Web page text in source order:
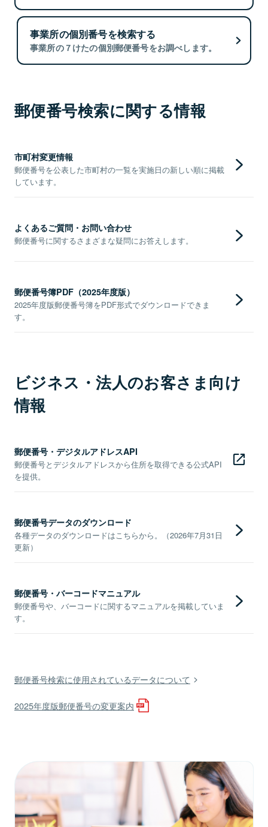
事業所の個別番号を検索する
事業所の７けたの個別郵便番号をお調べします。
郵便番号検索に関する情報
市町村変更情報
郵便番号を公表した市町村の一覧を実施日の新しい順に掲載
しています。
よくあるご質問・お問い合わせ
郵便番号に関するさまざまな疑問にお答えします。
郵便番号簿PDF（2025年度版）
2025年度版郵便番号簿をPDF形式でダウンロードできま
す。
ビジネス・法人のお客さま向け
情報
郵便番号・デジタルアドレスAPI
郵便番号とデジタルアドレスから住所を取得できる公式API
を提供。
郵便番号データのダウンロード
各種データのダウンロードはこちらから。（2026年7月31日
更新）
郵便番号・バーコードマニュアル
郵便番号や、バーコードに関するマニュアルを掲載していま
す。
郵便番号検索に使用されているデータについて
2025年度版郵便番号の変更案内